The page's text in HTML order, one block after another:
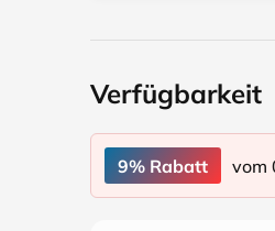
Verfügbarkeit
9% Rabatt vom